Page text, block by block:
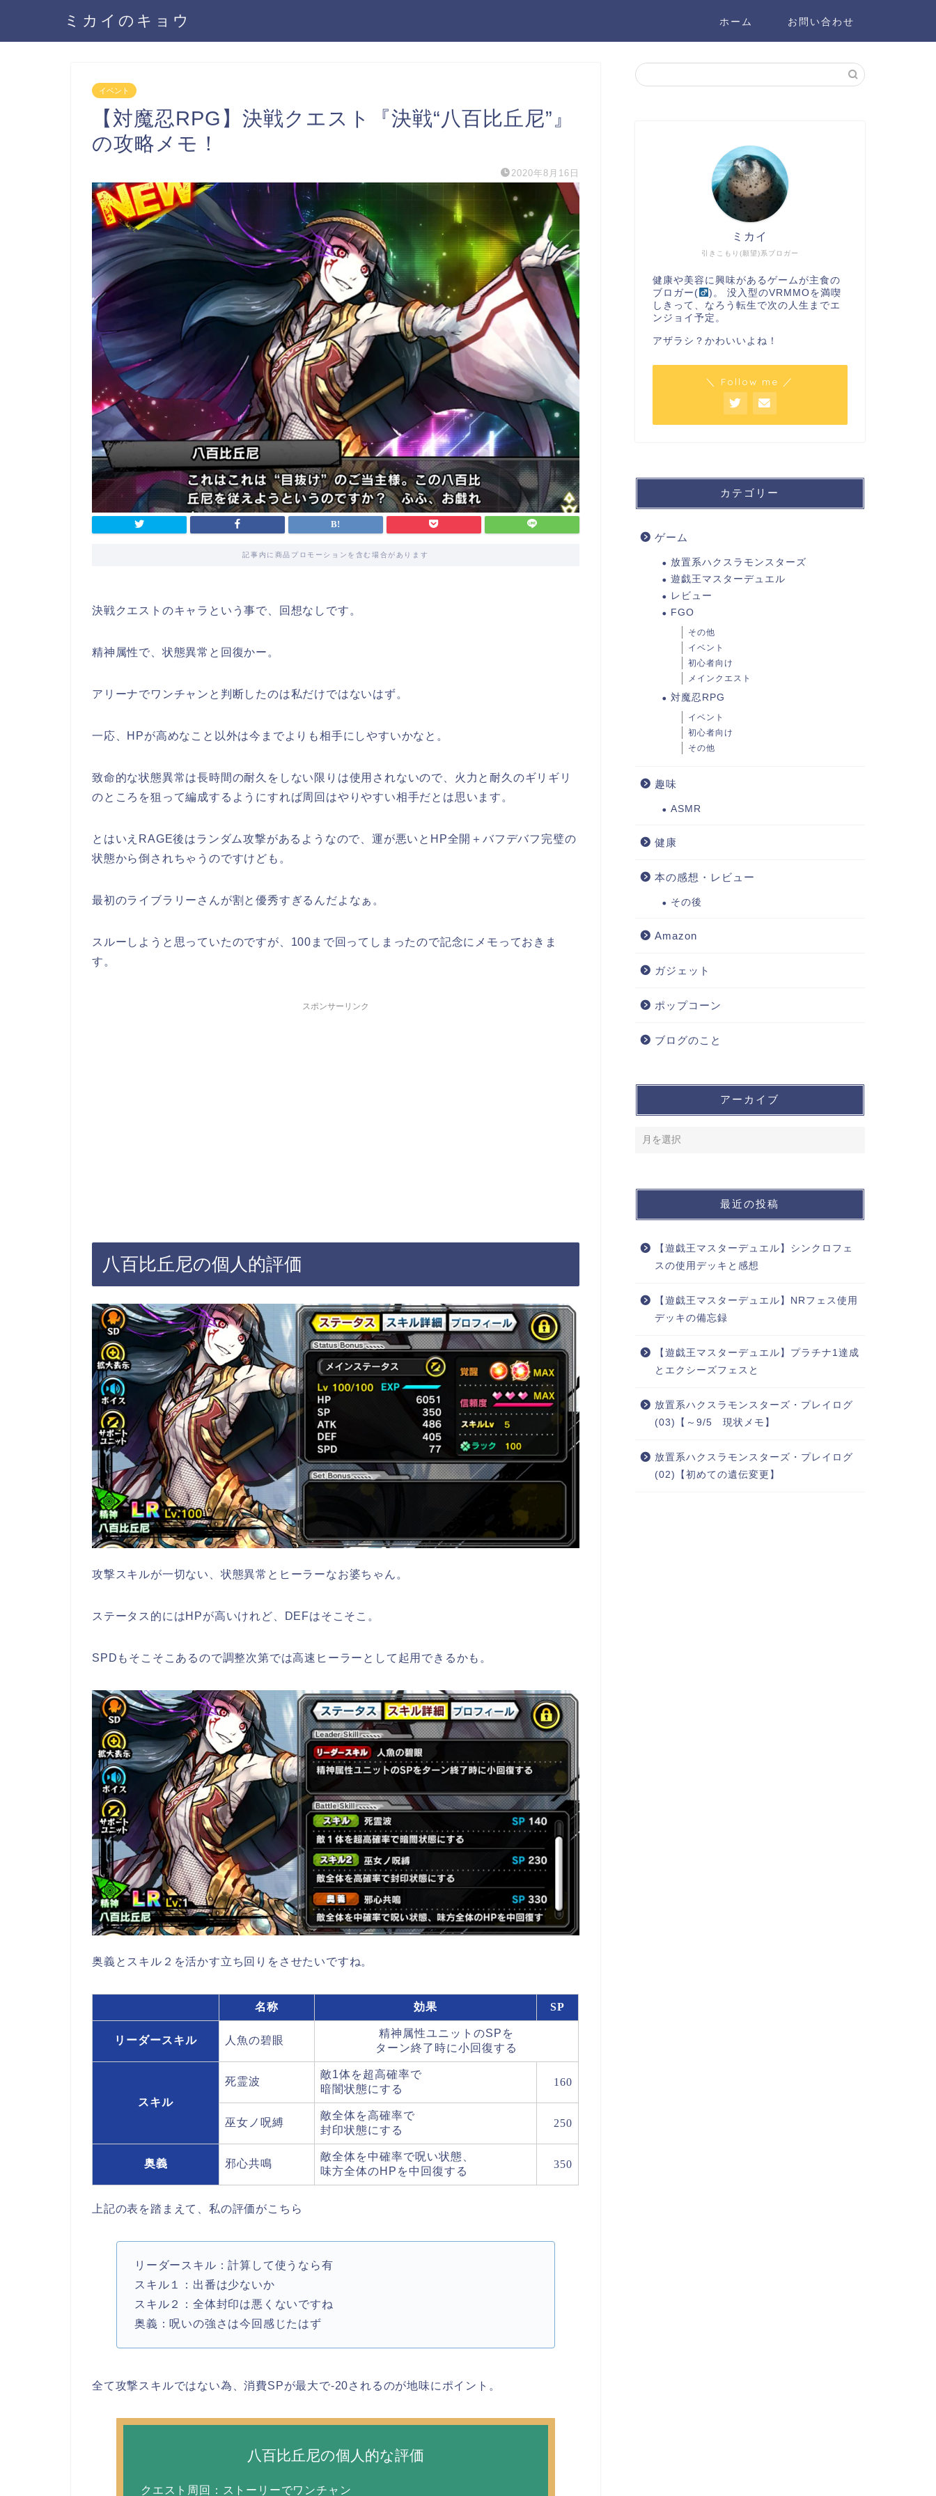
ミカイのキョウ ホーム お問い合わせ
イベント
【対魔忍RPG】決戦クエスト『決戦“八百比丘尼”』
の攻略メモ！
2020年8月16日
記事内に商品プロモーションを含む場合があります
決戦クエストのキャラという事で、回想なしです。
精神属性で、状態異常と回復かー。
アリーナでワンチャンと判断したのは私だけではないはず。
一応、HPが高めなこと以外は今までよりも相手にしやすいかなと。
致命的な状態異常は長時間の耐久をしない限りは使用されないので、火力と耐久のギリギリ
のところを狙って編成するようにすれば周回はやりやすい相手だとは思います。
とはいえRAGE後はランダム攻撃があるようなので、運が悪いとHP全開＋バフデバフ完璧の
状態から倒されちゃうのですけども。
最初のライブラリーさんが割と優秀すぎるんだよなぁ。
スルーしようと思っていたのですが、100まで回ってしまったので記念にメモっておきま
す。
スポンサーリンク
八百比丘尼の個人的評価
攻撃スキルが一切ない、状態異常とヒーラーなお婆ちゃん。
ステータス的にはHPが高いけれど、DEFはそこそこ。
SPDもそこそこあるので調整次第では高速ヒーラーとして起用できるかも。
奥義とスキル２を活かす立ち回りをさせたいですね。
名称 効果 SP
リーダースキル 人魚の碧眼
精神属性ユニットのSPを
ターン終了時に小回復する
スキル
死霊波
敵1体を超高確率で
暗闇状態にする
160
巫女ノ呪縛
敵全体を高確率で
封印状態にする
250
奥義 邪心共鳴
敵全体を中確率で呪い状態、
味方全体のHPを中回復する
350
上記の表を踏まえて、私の評価がこちら
リーダースキル：計算して使うなら有
スキル１：出番は少ないか
スキル２：全体封印は悪くないですね
奥義：呪いの強さは今回感じたはず
全て攻撃スキルではない為、消費SPが最大で-20されるのが地味にポイント。
八百比丘尼の個人的な評価
クエスト周回：ストーリーでワンチャン
引きこもり(願望)系ブロガー
ミカイ
健康や美容に興味があるゲームが主食の
ブロガー(
)。 没入型のVRMMOを満喫
しきって、なろう転生で次の人生までエ
ンジョイ予定。
アザラシ？かわいいよね！
＼ Follow me ／
カテゴリー
ゲーム
放置系ハクスラモンスターズ
遊戯王マスターデュエル
レビュー
FGO
その他
イベント
初心者向け
メインクエスト
対魔忍RPG
イベント
初心者向け
その他
趣味
ASMR
健康
本の感想・レビュー
その後
Amazon
ガジェット
ポップコーン
ブログのこと
アーカイブ
最近の投稿
【遊戯王マスターデュエル】シンクロフェ
スの使用デッキと感想
【遊戯王マスターデュエル】NRフェス使用
デッキの備忘録
【遊戯王マスターデュエル】プラチナ1達成
とエクシーズフェスと
放置系ハクスラモンスターズ・プレイログ
(03)【～9/5 現状メモ】
放置系ハクスラモンスターズ・プレイログ
(02)【初めての遺伝変更】